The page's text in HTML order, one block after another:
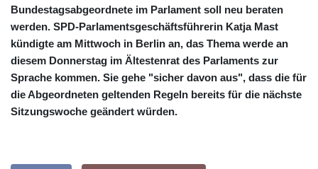
Bundestagsabgeordnete im Parlament soll neu beraten
werden. SPD-Parlamentsgeschäftsführerin Katja Mast
kündigte am Mittwoch in Berlin an, das Thema werde an
diesem Donnerstag im Ältestenrat des Parlaments zur
Sprache kommen. Sie gehe "sicher davon aus", dass die für
die Abgeordneten geltenden Regeln bereits für die nächste
Sitzungswoche geändert würden.